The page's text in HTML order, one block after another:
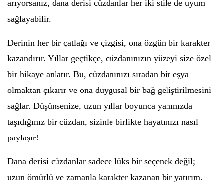
arıyorsanız, dana derisi cüzdanlar her iki stile de uyum
sağlayabilir.
Derinin her bir çatlağı ve çizgisi, ona özgün bir karakter
kazandırır. Yıllar geçtikçe, cüzdanınızın yüzeyi size özel
bir hikaye anlatır. Bu, cüzdanınızı sıradan bir eşya
olmaktan çıkarır ve ona duygusal bir bağ geliştirilmesini
sağlar. Düşünsenize, uzun yıllar boyunca yanınızda
taşıdığınız bir cüzdan, sizinle birlikte hayatınızı nasıl
paylaşır!
Dana derisi cüzdanlar sadece lüks bir seçenek değil;
uzun ömürlü ve zamanla karakter kazanan bir yatırım.